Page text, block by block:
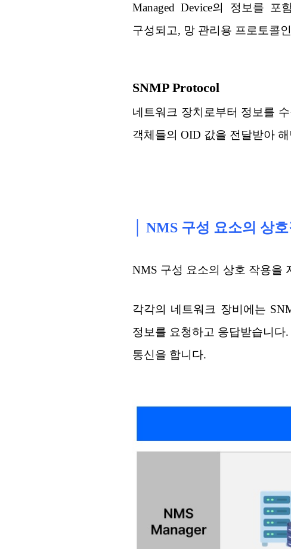
Managed Device의 정보를 포
구성되고, 망 관리용 프로토콜
SNMP Protocol
네트워크 장치로부터 정보를
객체들의 OID 값을 전달받아
│ NMS 구성 요소의 상
NMS 구성 요소의 상호 작용을
각각의 네트워크 장비에는
정보를 요청하고 응답받습니다
통신을 합니다.